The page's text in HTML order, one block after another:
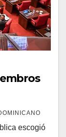
escogió